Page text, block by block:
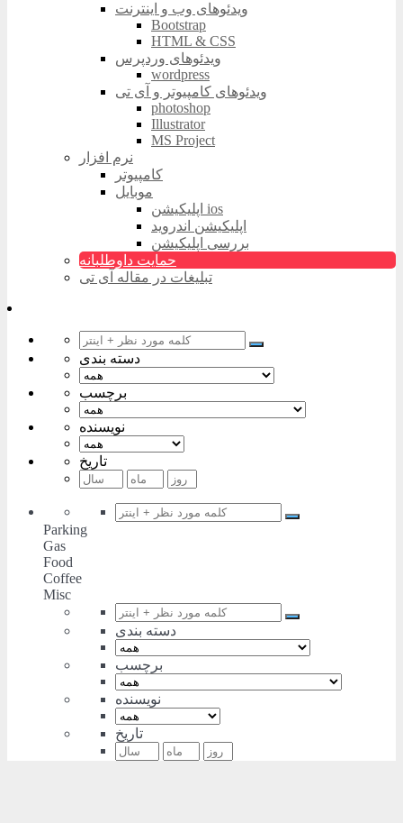
ویدئوهای وب و اینترنت
Bootstrap
HTML & CSS
ویدئوهای وردپرس
wordpress
ویدئوهای کامپیوتر و آی تی
photoshop
Illustrator
MS Project
نرم افزار
کامپیوتر
موبایل
اپلیکیشن ios
اپلیکیشن اندروید
بررسی اپلیکیشن
حمایت داوطلبانه
تبلیغات در مقاله آی تی
دسته بندی
برچسب
نویسنده
تاریخ
Parking
Gas
Food
Coffee
Misc
دسته بندی
برچسب
نویسنده
تاریخ